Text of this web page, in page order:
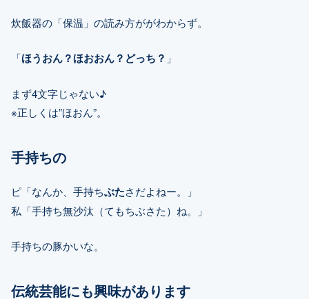
炊飯器の「保温」の読み方ががわからず。
「ほうおん？ほおおん？どっち？ 」
まず4文字じゃない♪
※正しくは”ほおん”。
手持ちの
ピ「なんか、手持ちぶたさだよねー。」
私「手持ち無沙汰（てもちぶさた）ね。」
手持ちの豚かいな。
伝統芸能にも興味があります